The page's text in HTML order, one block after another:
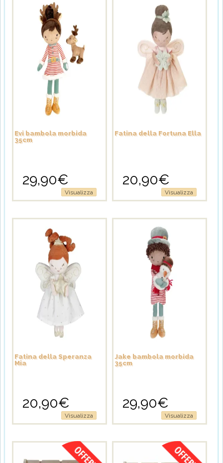
Evi bambola morbida
35cm
29,90€
Visualizza
Fatina della Fortuna Ella
20,90€
Visualizza
Fatina della Speranza
Mia
20,90€
Visualizza
Jake bambola morbida
35cm
29,90€
Visualizza